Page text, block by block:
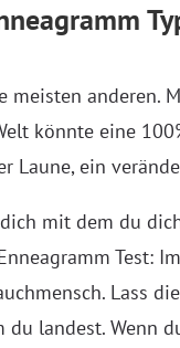
meisten
könnte eine
Laune, ein
mit dem du
Test:
Lass
du landest. Wenn